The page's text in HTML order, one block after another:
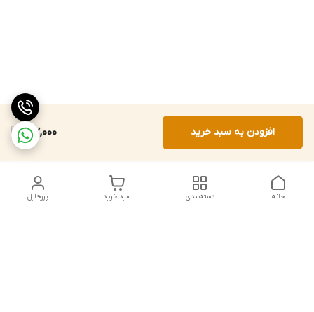
167,000 افزودن به سبد خرید
پروفایل سبد خرید دسته‌بندی خانه